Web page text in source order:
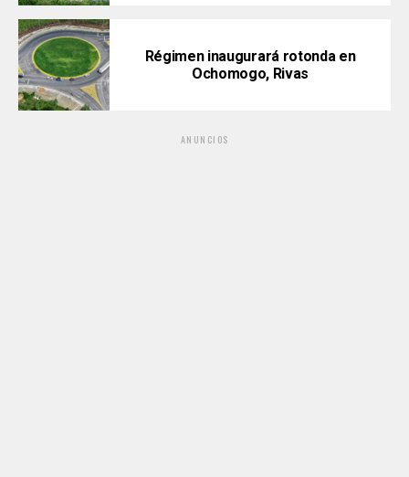
Régimen inaugurará rotonda en
Ochomogo, Rivas
ANUNCIOS